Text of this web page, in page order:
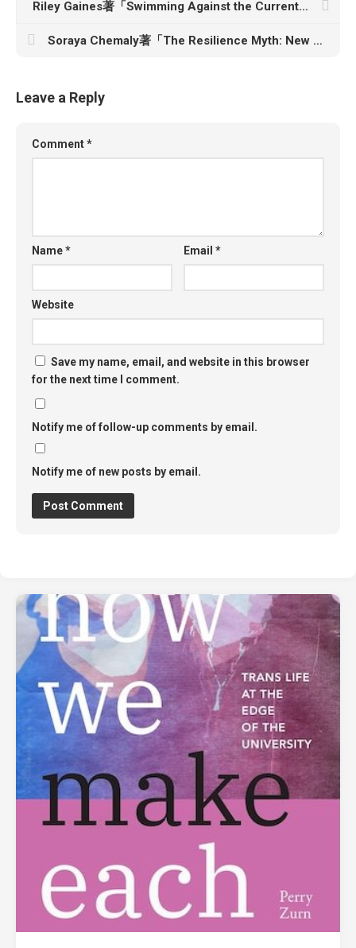
Riley Gaines著「Swimming Against the Current: Fighting for Common Sense in a World That’s Lost its Mind」
Soraya Chemaly著「The Resilience Myth: New Thinking on Grit, Strength, and Growth After Trauma」
Leave a Reply
Comment*
Name* Email*
Website
Save my name, email, and website in this browser
for the next time I comment.
Notify me of follow-up comments by email.
Notify me of new posts by email.